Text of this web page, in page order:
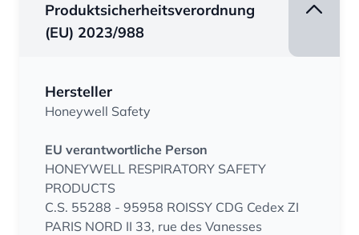
Produktsicherheitsverordnung
(EU) 2023/988
Hersteller
Honeywell Safety
EU verantwortliche Person
HONEYWELL RESPIRATORY SAFETY
PRODUCTS
C.S. 55288 - 95958 ROISSY CDG Cedex ZI
PARIS NORD II 33, rue des Vanesses